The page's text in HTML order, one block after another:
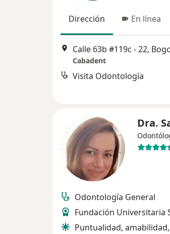
Dirección En línea
Calle 63b #119c - 22,
Cabadent
Visita Odontología
Dra.
Odontología General
Fundación Universitaria
Puntualidad,